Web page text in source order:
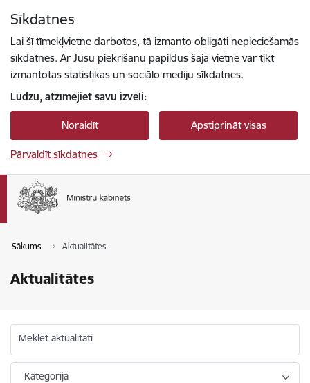
Sīkdatnes
Lai šī tīmekļvietne darbotos, tā izmanto obligāti nepieciešamās
sīkdatnes. Ar Jūsu piekrišanu papildus šajā vietnē var tikt
izmantotas statistikas un sociālo mediju sīkdatnes.
Lūdzu, atzīmējiet savu izvēli:
Noraidīt Apstiprināt visas
Pārvaldīt sīkdatnes
Sākums Aktualitātes
Aktualitātes
Meklēt aktualitāti
Kategorija